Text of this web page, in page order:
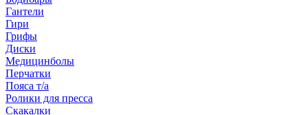
Гантели
Гири
Грифы
Диски
Медицинболы
Перчатки
Пояса т/а
Ролики для пресса
Скакалки